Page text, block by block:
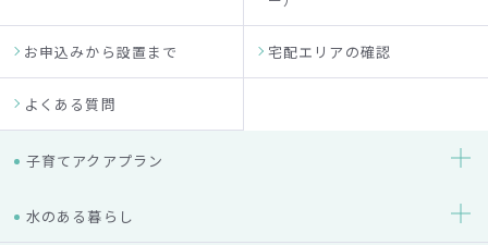
お申込みから設置まで 宅配エリアの確認
よくある質問
子育てアクアプラン
水のある暮らし